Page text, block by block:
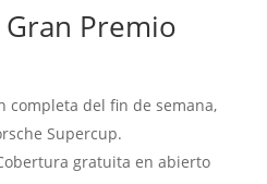
Premio
completa del fin de semana,
Supercup.
gratuita en abierto